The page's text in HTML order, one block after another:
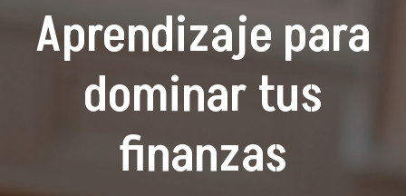
Aprendizaje para
dominar tus
finanzas